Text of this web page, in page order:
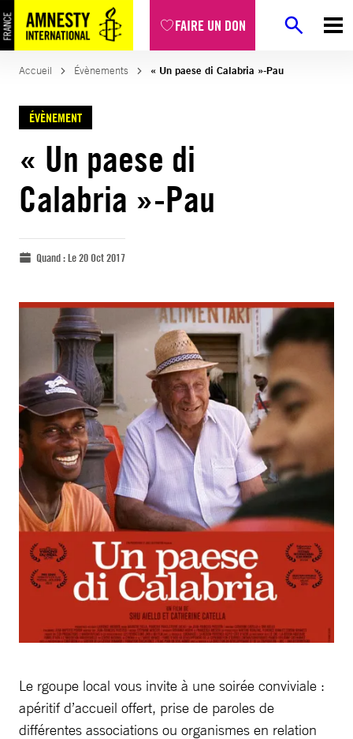
FAIRE UN DON
Accueil Évènements « Un paese di Calabria »-Pau
ÉVÈNEMENT
« Un paese di
Calabria »-Pau
Quand :Le 20 Oct 2017
Le rgoupe local vous invite à une soirée conviviale :
apéritif d’accueil offert, prise de paroles de
différentes associations ou organismes en relation